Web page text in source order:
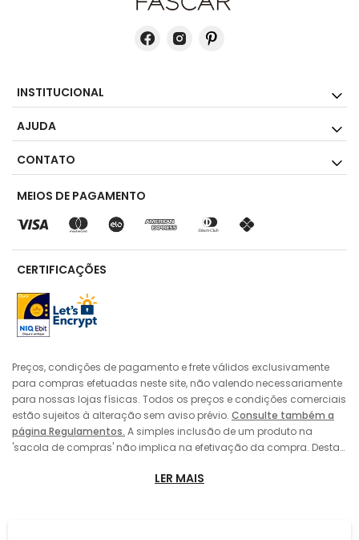
INSTITUCIONAL
AJUDA
CONTATO
MEIOS DE PAGAMENTO
CERTIFICAÇÕES
Preços, condições de pagamento e frete válidos exclusivamente
para compras efetuadas neste site, não valendo necessariamente
para nossas lojas físicas. Todos os preços e condições comerciais
estão sujeitos à alteração sem aviso prévio. Consulte também a
página Regulamentos. A simples inclusão de um produto na
'sacola de compras' não implica na efetivação da compra. Desta
da 'finalização' da compra pelo consumidor, no caso de alteração
LER MAIS